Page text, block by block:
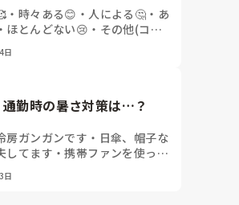
・ 時々ある😊 ・ 人による🤔 ・ あ
・ ほとんどない😢 ・ その他(コメ
日
勤時の暑さ対策は…？
房ガンガンです ・ 日傘、帽子な
してます ・携帯ファンを使って
せん
日